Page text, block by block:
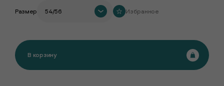
Размер 54/56
В корзину
Избранное